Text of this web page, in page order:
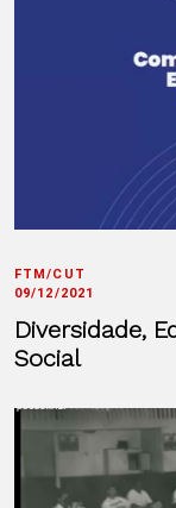
FTM/CUT
09/12/2021
Diversidade,
Social